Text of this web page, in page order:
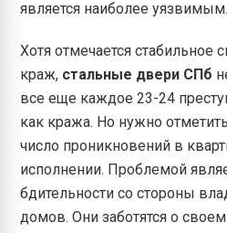
является наиболее уязвимым.
Хотя отмечается стабильное
краж, стальные двери СПб
все еще каждое 23-24
как кража. Но нужно
число проникновений в
исполнении. Проблемой
бдительности со стороны
домов. Они заботятся о